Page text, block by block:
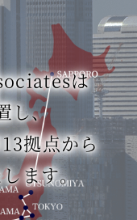
は
し、
拠点から
ます。